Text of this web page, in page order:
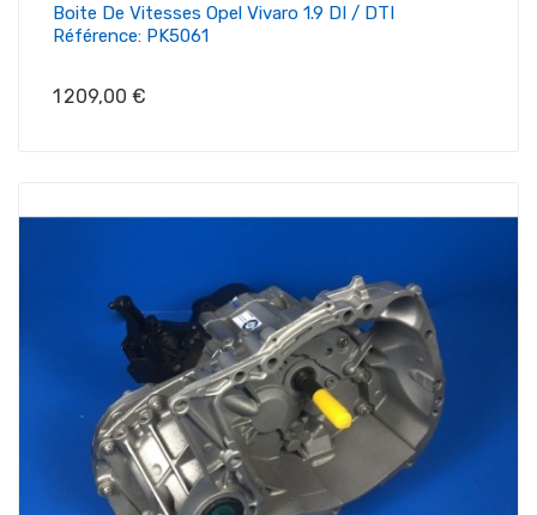
Boite De Vitesses Opel Vivaro 1.9 DI / DTI
Référence: PK5061
Prix
1 209,00 €